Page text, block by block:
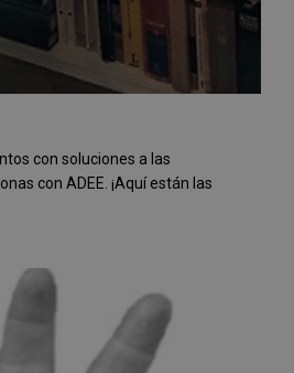
con soluciones a las
con ADEE. ¡Aquí están las